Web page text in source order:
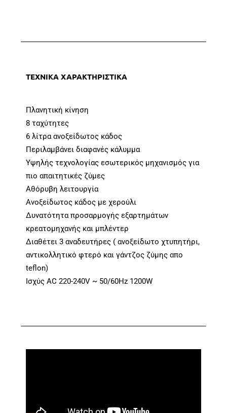
ΤΕΧΝΙΚΑ ΧΑΡΑΚΤΗΡΙΣΤΙΚΑ
Πλανητική κίνηση
8 ταχύτητες
6 λίτρα ανοξείδωτος κάδος
Περιλαμβάνει διαφανές κάλυμμα
Υψηλής τεχνολογίας εσωτερικός μηχανισμός για
πιο απαιτητικές ζύμες
Αθόρυβη λειτουργία
Ανοξείδωτος κάδος με χερούλι
Δυνατότητα προσαρμογής εξαρτημάτων
κρεατομηχανής και μπλέντερ
Διαθέτει 3 αναδευτήρες ( ανοξείδωτο χτυπητήρι,
αντικολλητικό φτερό και γάντζος ζύμης απο
teflon)
Ισχύς AC 220-240V ~ 50/60Hz 1200W